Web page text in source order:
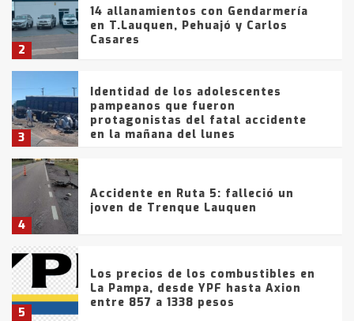
2
14 allanamientos con Gendarmería
en T.Lauquen, Pehuajó y Carlos
Casares
3
Identidad de los adolescentes
pampeanos que fueron
protagonistas del fatal accidente
en la mañana del lunes
4
Accidente en Ruta 5: falleció un
joven de Trenque Lauquen
5
Los precios de los combustibles en
La Pampa, desde YPF hasta Axion
entre 857 a 1338 pesos